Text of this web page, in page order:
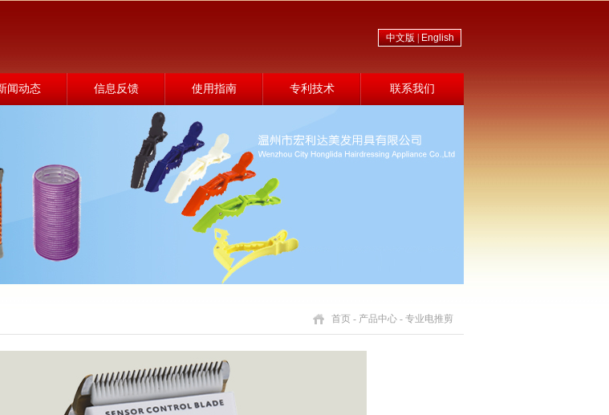
中文版 |English
闻动态 信息反馈 使用指南 专利技术 联系我们
首页 - 产品中心 - 专业电推剪